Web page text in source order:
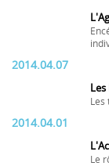
2014.04.07
Les
2014.04.01
Le